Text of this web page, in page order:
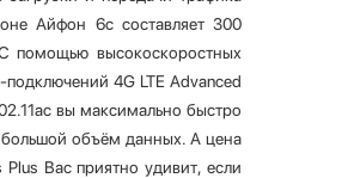
Айфон 6с составляет 300
помощью высокоскоростных
подключений 4G LTE Advanced
вы максимально быстро
большой объём данных. А цена
Plus Вас приятно удивит, если